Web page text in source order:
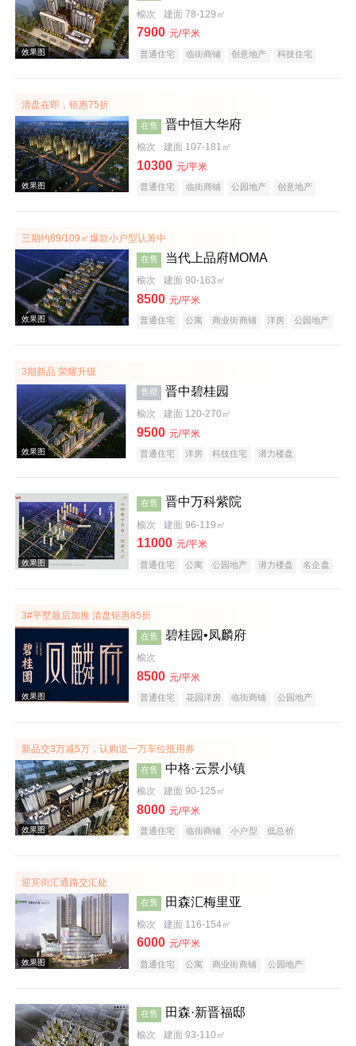
效果图
效果图
榆次 建面 78-129㎡
7900 元/平米
普通住宅 临街商铺 创意地产
科技住宅
清盘在即，钜惠75折
效果图
在售 晋中恒大华府
榆次 建面 107-181㎡
10300 元/平米
普通住宅 临街商铺 公园地产
创意地产
三期约89/109㎡爆款小户型认筹中
效果图
在售 当代上品府MOMA
榆次 建面 90-163㎡
8500 元/平米
普通住宅 公寓 商业街商铺 洋房
公园地产
3期新品 荣耀升级
效果图
售罄 晋中碧桂园
榆次 建面 120-270㎡
9500 元/平米
普通住宅 洋房 科技住宅
潜力楼盘
效果图
在售 晋中万科紫院
榆次 建面 96-119㎡
11000 元/平米
普通住宅 公寓 公园地产 潜力楼盘
名企盘
3#平墅最后加推 清盘钜惠85折
在售 碧桂园•凤麟府
榆次
8500 元/平米
普通住宅 花园洋房 临街商铺
公园地产
新品交3万减5万，认购送一万车位抵用券
在售 中格·云景小镇
榆次 建面 90-125㎡
8000 元/平米
普通住宅 临街商铺 小户型
低总价
迎宾街汇通路交汇处
在售 田森汇梅里亚
榆次 建面 116-154㎡
6000 元/平米
普通住宅 公寓 商业街商铺
公园地产
在售 田森·新晋福邸
榆次 建面 93-110㎡